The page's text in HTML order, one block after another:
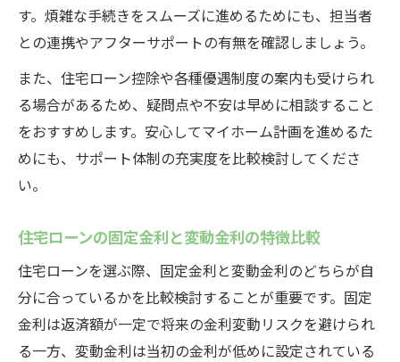
す。煩雑な手続きをスムーズに進めるためにも、担当者
との連携やアフターサポートの有無を確認しましょう。
また、住宅ローン控除や各種優遇制度の案内も受けられ
る場合があるため、疑問点や不安は早めに相談すること
をおすすめします。安心してマイホーム計画を進めるた
めにも、サポート体制の充実度を比較検討してくださ
い。
住宅ローンの固定金利と変動金利の特徴比較
住宅ローンを選ぶ際、固定金利と変動金利のどちらが自
分に合っているかを比較検討することが重要です。固定
金利は返済額が一定で将来の金利変動リスクを避けられ
る一方、変動金利は当初の金利が低めに設定されている